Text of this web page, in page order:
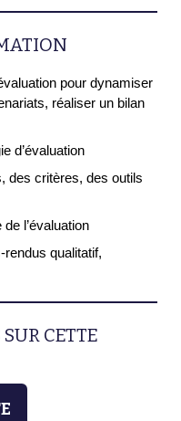
pour dynamiser
réaliser un bilan
d’évaluation
des critères, des outils
l’évaluation
qualitatif,
CETTE